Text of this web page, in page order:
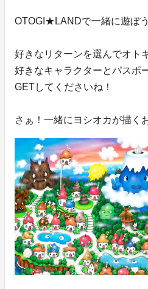
OTOGI★LANDで一緒に遊ぼ
好きなリターンを選んでオト
好きなキャラクターとパスポ
GETしてくださいね！
さぁ！一緒にヨシオカが描く